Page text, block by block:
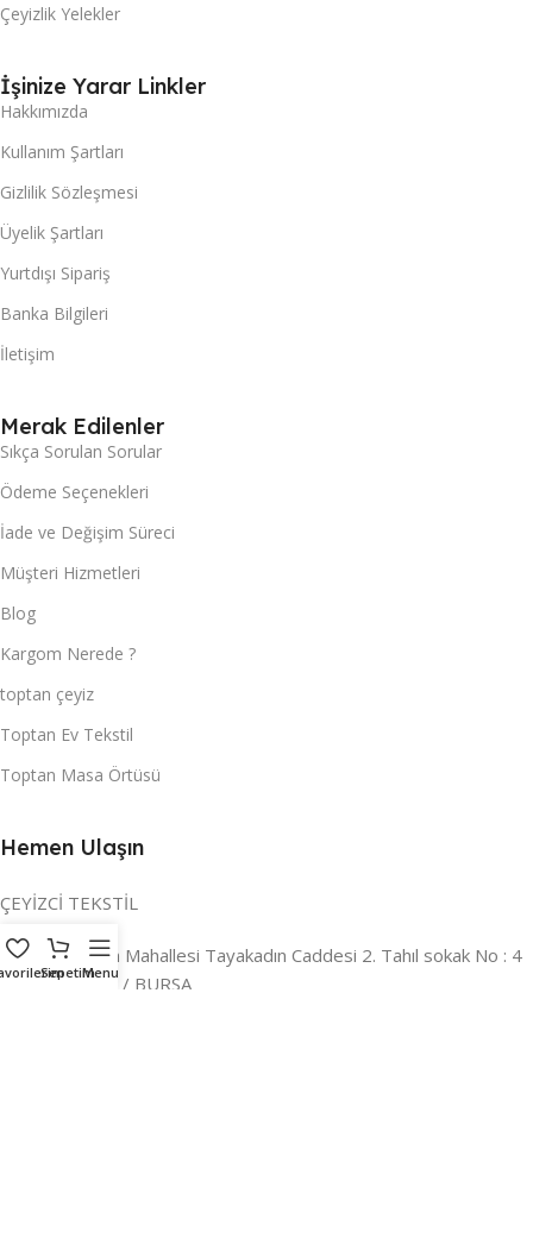
Çeyizlik Yelekler
İşinize Yarar Linkler
Hakkımızda
Kullanım Şartları
Gizlilik Sözleşmesi
Üyelik Şartları
Yurtdışı Sipariş
Banka Bilgileri
İletişim
Merak Edilenler
Sıkça Sorulan Sorular
Ödeme Seçenekleri
İade ve Değişim Süreci
Müşteri Hizmetleri
Blog
Kargom Nerede ?
toptan çeyiz
Toptan Ev Tekstil
Toptan Masa Örtüsü
Hemen Ulaşın
ÇEYİZCİ TEKSTİL
Adres:Reyhan Mahallesi Tayakadın Caddesi 2. Tahıl sokak No : 4
/ a Osmangazi / BURSA
SepetimMenu